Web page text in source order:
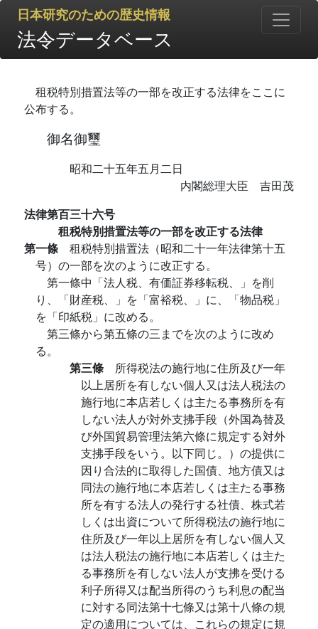
日本研究のための歴史情報
法令データベース
租税特別措置法等の一部を改正する法律をここに
公布する。
御名御璽
昭和二十五年五月二日
内閣総理大臣 吉田茂
法律第百三十六号
租税特別措置法等の一部を改正する法律
第一條 租税特別措置法（昭和二十一年法律第十五
号）の一部を次のように改正する。
第一條中「法人税、有価証券移転税、」を削
り、「財産税、」を「富裕税、」に、「物品税」
を「印紙税」に改める。
第三條から第五條の三までを次のように改め
る。
第三條 所得税法の施行地に住所及び一年
以上居所を有しない個人又は法人税法の
施行地に本店若しくは主たる事務所を有
しない法人が対外支拂手段（外国為替及
び外国貿易管理法第六條に規定する対外
支拂手段をいう。以下同じ。）の提供に
因り合法的に取得した国債、地方債又は
同法の施行地に本店若しくは主たる事務
所を有する法人の発行する社債、株式若
しくは出資について所得税法の施行地に
住所及び一年以上居所を有しない個人又
は法人税法の施行地に本店若しくは主た
る事務所を有しない法人が支拂を受ける
利子所得又は配当所得のうち利息の配当
に対する同法第十七條又は第十八條の規
定の適用については、これらの規定に規